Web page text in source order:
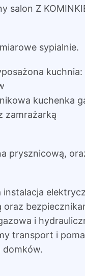
salon Z
sypialnie.
kuchnia:
kuchenka
zamrażarką
prysznicową,
instalacja
oraz
i
transport i
domków.